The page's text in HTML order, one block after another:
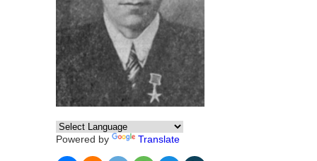
Powered by Translate